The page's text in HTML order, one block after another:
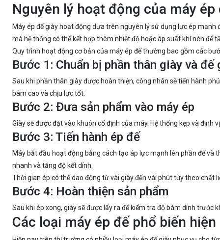
Nguyên lý hoạt động của máy ép
Máy ép đế giày hoạt động dựa trên nguyên lý sử dụng lực ép
mà hệ thống có thể kết hợp thêm nhiệt độ hoặc áp suất khí nén để
Quy trình hoạt động cơ bản của máy ép đế thường bao gồm các
Bước 1: Chuẩn bị phần thân giày và đế
Sau khi phần thân giày được hoàn thiện, công nhân sẽ tiến hành
bám cao và chịu lực tốt.
Bước 2: Đưa sản phẩm vào máy ép
Giày sẽ được đặt vào khuôn cố định của máy. Hệ thống kẹp và
Bước 3: Tiến hành ép đế
Máy bắt đầu hoạt động bằng cách tạo áp lực mạnh lên phần đế và
nhanh và tăng độ kết dính.
Thời gian ép có thể dao động từ vài giây đến vài phút tùy theo chất
Bước 4: Hoàn thiện sản phẩm
Sau khi ép xong, giày sẽ được lấy ra để kiểm tra độ bám dính trước
Các loại máy ép đế phổ biến hiện